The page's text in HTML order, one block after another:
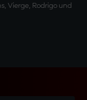
Vierge, Rodrigo und